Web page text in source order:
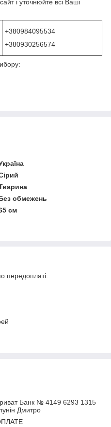
і уточнюйте всі Ваші
+380984095534
+380930256574
обмежень
см
передоплаті.
Банк № 4149 6293 1315
Дмитро